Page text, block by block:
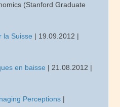
(Stanford Graduate
la Suisse | 19.09.2012 |
en baisse | 21.08.2012 |
Perceptions |